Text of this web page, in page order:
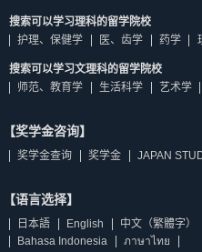
搜索可以学习理科的留学院校
护理、保健学
医、齿学 药学
搜索可以学习文理科的留学院校
师范、教育学
生活科学 艺术学
【奖学金咨询】
奖学金查询 奖学金 JAPAN
【语言选择】
日本語 English 中文（繁體字）
Bahasa Indonesia
ภาษาไทย